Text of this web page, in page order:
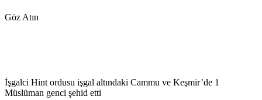
Göz Atın
İşgalci Hint ordusu işgal altındaki Cammu ve Keşmir’de 1
Müslüman genci şehid etti